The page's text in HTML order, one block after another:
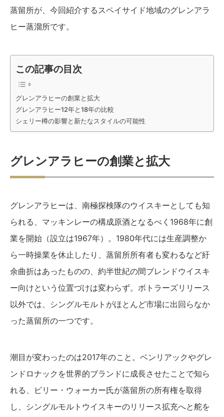
蒸留所が、今回紹介するスペイサイド地域のグレンアラ
ヒー蒸溜所です。
この記事の目次
グレンアラヒーの創業と拡大
グレンアラヒー12年と18年の比較
シェリー樽の影響と新たなスタイルの可能性
グレンアラヒーの創業と拡大
グレンアラヒーは、南極探検隊のウイスキーとしても知
られる、マッキンレーの構成原酒となるべく1968年に創
業を開始（設立は1967年）。1980年代には生産調整か
ら一時操業を休止したり、蒸留所所有者も変わるなど紆
余曲折はあったものの、約半世紀の間ブレンドウイスキ
ー向けという位置づけは変わらず。ボトラーズリリース
以外では、シングルモルトがほとんど市場に出回らなか
った蒸留所の一つです。
潮目が変わったのは2017年のこと。ベンリアックやグレ
ンドロナックを世界的ブランドに成長させたことで知ら
れる、ビリー・ウォーカー氏が蒸留所の所有権を取得
し、シングルモルトウイスキーのリリース拡充へと舵を